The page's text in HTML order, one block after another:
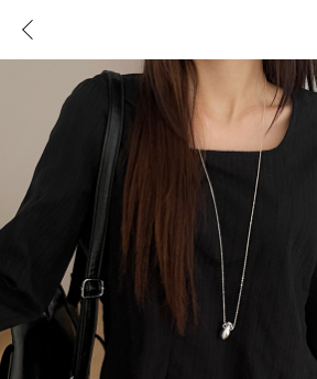
로그인
리뷰 & 혜택 플러스핏
CATEGORY
도착보장⚡
인플루언서 pick!